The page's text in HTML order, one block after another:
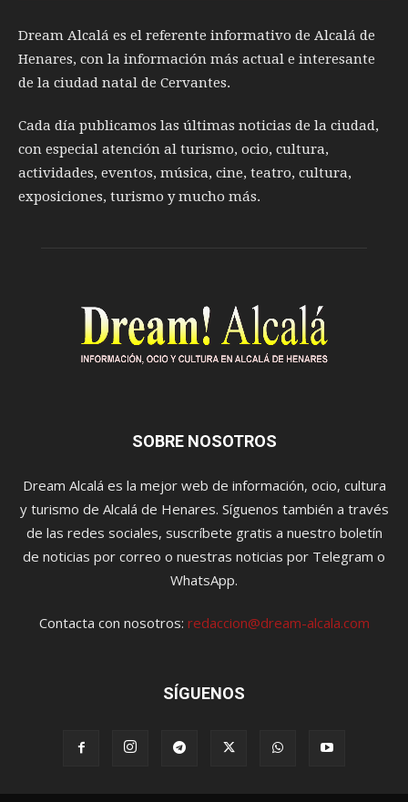
Dream Alcalá es el referente informativo de Alcalá de
Henares, con la información más actual e interesante
de la ciudad natal de Cervantes.
Cada día publicamos las últimas noticias de la ciudad,
con especial atención al turismo, ocio, cultura,
actividades, eventos, música, cine, teatro, cultura,
exposiciones, turismo y mucho más.
SOBRE NOSOTROS
Dream Alcalá es la mejor web de información, ocio, cultura
y turismo de Alcalá de Henares. Síguenos también a través
de las redes sociales, suscríbete gratis a nuestro boletín
de noticias por correo o nuestras noticias por Telegram o
WhatsApp.
Contacta con nosotros: redaccion@dream-alcala.com
SÍGUENOS